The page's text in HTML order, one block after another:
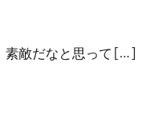
素敵だなと思って […]